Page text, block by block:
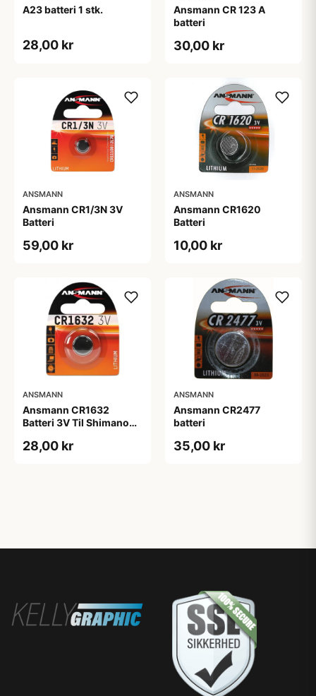
A23 batteri 1 stk.
28,00 kr
Ansmann CR 123 A
batteri
30,00 kr
ANSMANN
Ansmann CR1/3N 3V
Batteri
59,00 kr
ANSMANN
Ansmann CR1620
Batteri
10,00 kr
ANSMANN
Ansmann CR1632
Batteri 3V Til Shimano
28,00 kr
ANSMANN
Ansmann CR2477
batteri
35,00 kr